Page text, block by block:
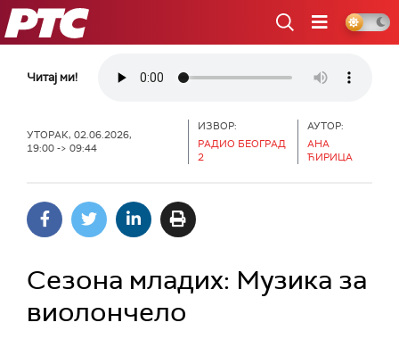
РТС
Читај ми!
УТОРАК, 02.06.2026,
19:00 -> 09:44
ИЗВОР:
РАДИО БЕОГРАД
2
АУТОР:
АНА
ЋИРИЦА
Сезона младих: Музика за
виолончело